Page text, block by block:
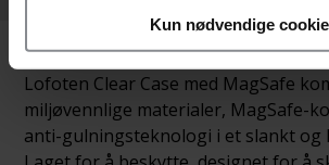
Kun nødvendige
Lofoten Clear Case med MagSafe
miljøvennlige materialer, MagSafe-
anti-gulningsteknologi i et slankt og